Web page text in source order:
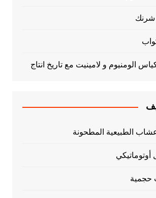
شرنك
الومنيوم و لامينيت مع تاريخ انتاج
الطبيعية المطحونة
أوتوماتيكي
حجمية